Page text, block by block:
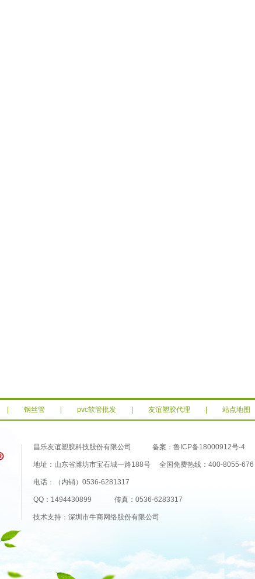
钢丝管 pvc软管批发 友谊塑胶代理 站点地图
昌乐友谊塑胶科技股份有限公司 备案： 鲁ICP备18000912号-4
地址：山东省潍坊市宝石城一路188号 全国免费热线：400-8055-676
电话：（内销）0536-6281317
QQ：1494430899 传真：0536-6283317
技术支持：深圳市牛商网络股份有限公司